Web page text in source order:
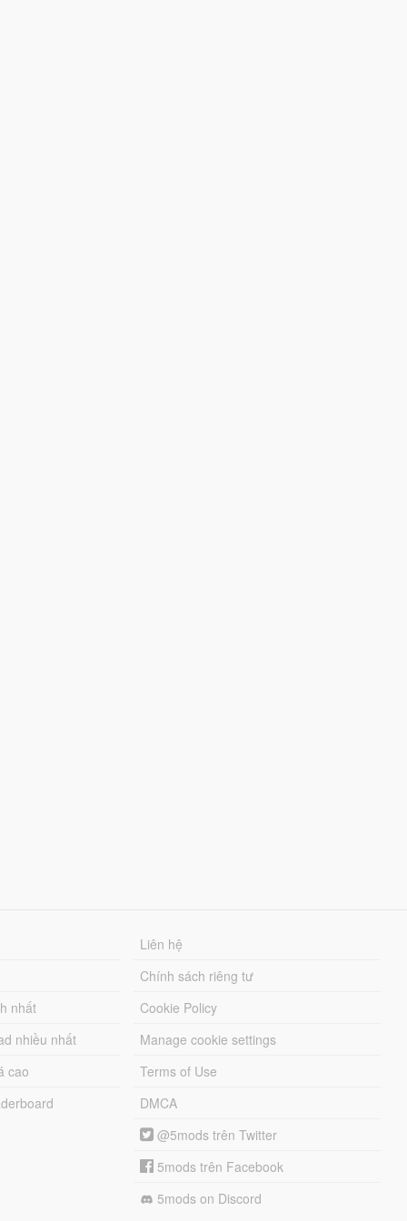
nhất
nhiều nhất
cao
Liên hệ
Chính sách riêng tư
Cookie Policy
Manage cookie settings
Terms of Use
DMCA
@5mods trên Twitter
5mods trên Facebook
5mods on Discord